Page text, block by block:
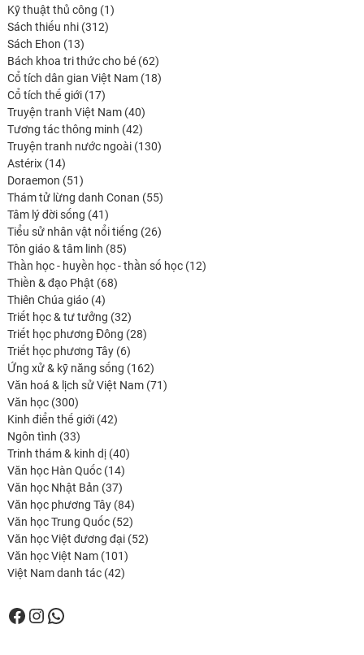
Kỹ thuật thủ công 11
Sách thiếu nhi 312312
Sách Ehon 1313
produits
Bách khoa tri thức cho bé 6262
produits
Cổ tích dân gian Việt Nam 1818
Cổ tích thế giới 1717
produits
Truyện tranh Việt Nam 4040
produits
Tương tác thông minh 4242
produits
Truyện tranh nước ngoài 130130
Astérix 1414
produits
Doraemon 5151
produits
Thám tử lừng danh Conan 5555
Tâm lý đời sống 4141
produits
Tiểu sử nhân vật nổi tiếng 2626
Tôn giáo & tâm linh 8585
produits
Thần học - huyền học - thần số học 1212
Thiền & đạo Phật 6868
Thiên Chúa giáo 44
produits
Triết học & tư tưởng 3232
produits
Triết học phương Đông 2828
Triết học phương Tây 66
produits
Ứng xử & kỹ năng sống 162162
produits
Văn hoá & lịch sử Việt Nam 7171
Văn học 300300
produits
Kinh điển thế giới 4242
Ngôn tình 3333
produits
Trinh thám & kinh dị 4040
Văn học Hàn Quốc 1414
produits
Văn học Nhật Bản 3737
produits
Văn học phương Tây 8484
produits
Văn học Trung Quốc 5252
produits
Văn học Việt đương đại 5252
Văn học Việt Nam 101101
produits
Việt Nam danh tác 4242
Facebook
Instagram
WhatsApp